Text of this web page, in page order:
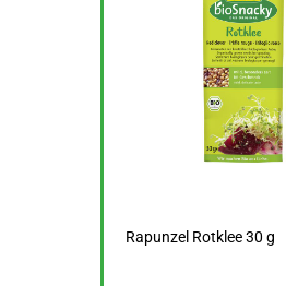
Rapunzel Rotklee 30 g